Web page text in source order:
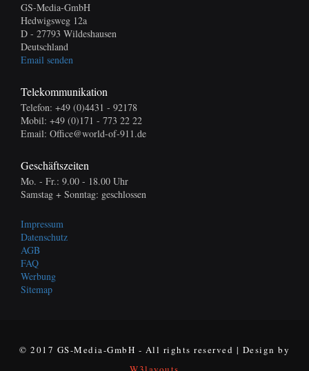
GS-Media-GmbH
Hedwigsweg 12a
D - 27793 Wildeshausen
Deutschland
Email senden
Telekommunikation
Telefon: +49 (0)4431 - 92178
Mobil: +49 (0)171 - 773 22 22
Email: Office@world-of-911.de
Geschäftszeiten
Mo. - Fr.: 9.00 - 18.00 Uhr
Samstag + Sonntag: geschlossen
Impressum
Datenschutz
AGB
FAQ
Werbung
Sitemap
© 2017 GS-Media-GmbH - All rights reserved | Design by